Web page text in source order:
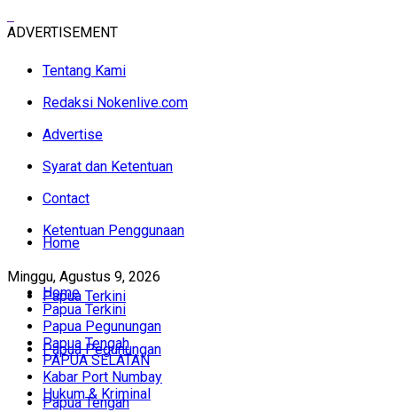
ADVERTISEMENT
Tentang Kami
Redaksi Nokenlive.com
Advertise
Syarat dan Ketentuan
Contact
Ketentuan Penggunaan
Minggu, Agustus 9, 2026
Home
Papua Terkini
Papua Pegunungan
Papua Tengah
Home
Papua Terkini
Papua Pegunungan
Papua Tengah
PAPUA SELATAN
Kabar Port Numbay
Hukum & Kriminal